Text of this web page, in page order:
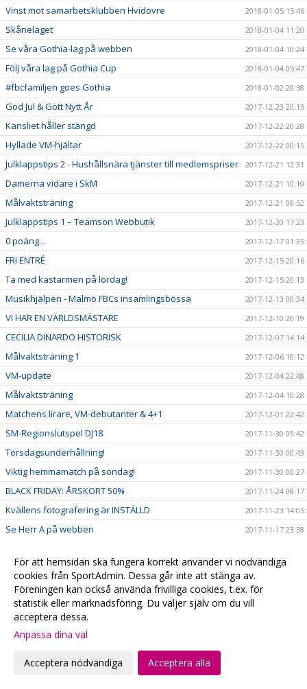
Vinst mot samarbetsklubben Hvidovre 2018-01-05 15:46
Skånelaget 2018-01-04 11:20
Se våra Gothia-lag på webben 2018-01-04 10:24
Följ våra lag på Gothia Cup 2018-01-04 05:47
#fbcfamiljen goes Gothia 2018-01-02 20:58
God Jul & Gott Nytt År 2017-12-23 20:13
Kansliet håller stängd 2017-12-22 20:28
Hyllade VM-hjältar 2017-12-22 00:15
Julklappstips 2 - Hushållsnära tjänster till medlemspriser 2017-12-21 12:31
Damerna vidare i SkM 2017-12-21 10:10
Målvaktsträning 2017-12-21 09:52
Julklappstips 1 – Teamson Webbutik 2017-12-20 17:23
0 poäng... 2017-12-17 01:35
FRI ENTRÉ 2017-12-15 20:16
Ta med kastarmen på lördag! 2017-12-15 20:13
Musikhjälpen - Malmö FBCs insamlingsbössa 2017-12-13 00:34
VI HAR EN VÄRLDSMÄSTARE 2017-12-10 20:19
CECILIA DINARDO HISTORISK 2017-12-07 14:14
Målvaktsträning 1 2017-12-06 10:12
VM-update 2017-12-04 22:48
Målvaktsträning 2017-12-04 10:28
Matchens lirare, VM-debutanter & 4+1 2017-12-01 22:42
SM-Regionslutspel DJ18 2017-11-30 09:42
Torsdagsunderhållning! 2017-11-30 00:43
Viktig hemmamatch på söndag! 2017-11-30 00:27
BLACK FRIDAY: ÅRSKORT 50% 2017-11-24 08:17
Kvällens fotografering är INSTÄLLD 2017-11-23 14:05
Se Herr A på webben 2017-11-17 23:38
In och BUDA! 2017-11-12 11:14
Heldag på Kirseberg 2017-11-12 10:46
Ellen till VM!
Ett stort TACK!
Euro Floorball Tour till helgen
Höstlovet är räddat!
För att hemsidan ska fungera korrekt använder vi nödvändiga
cookies från SportAdmin. Dessa går inte att stänga av.
Föreningen kan också använda frivilliga cookies, t.ex. för
statistik eller marknadsföring. Du väljer själv om du vill
acceptera dessa.
Anpassa dina val
Acceptera nödvändiga Acceptera alla